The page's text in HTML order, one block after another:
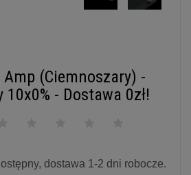
(Ciemnoszary) -
10x0% - Dostawa 0zł!
dostawa 1-2 dni robocze.